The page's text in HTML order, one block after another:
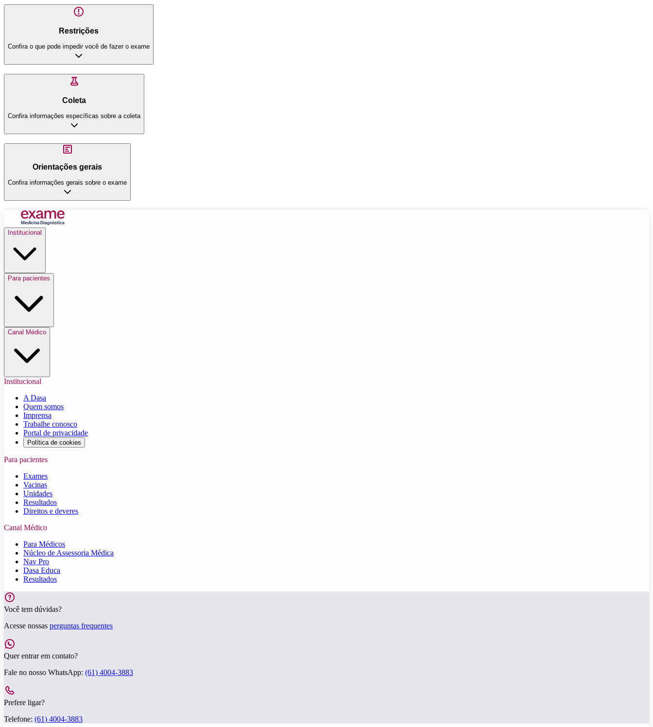
Restrições
Confira o que pode impedir você de fazer o exame
Coleta
Confira informações específicas sobre a coleta
Orientações gerais
Confira informações gerais sobre o exame
Institucional
Para pacientes
Canal Médico
Institucional
A Dasa
Quem somos
Imprensa
Trabalhe conosco
Portal de privacidade
Política de cookies
Para pacientes
Exames
Vacinas
Unidades
Resultados
Direitos e deveres
Canal Médico
Para Médicos
Núcleo de Assessoria Médica
Nav Pro
Dasa Educa
Resultados
Você tem dúvidas?
Acesse nossas perguntas frequentes
Quer entrar em contato?
Fale no nosso WhatsApp: (61) 4004-3883
Prefere ligar?
Telefone: (61) 4004-3883